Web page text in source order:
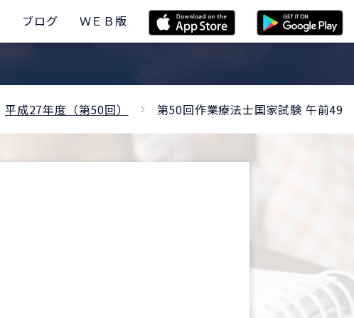
ブログ ＷＥＢ版
平成27年度（第50回） 第50回作業療法士国家試験 午前49